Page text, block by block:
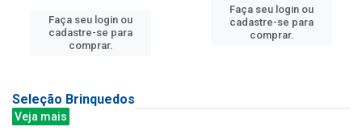
Faça seu login ou
cadastre-se para
comprar.
Faça seu login ou
cadastre-se para
comprar.
Seleção Brinquedos
Veja mais